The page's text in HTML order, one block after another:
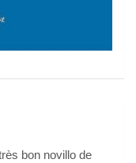
bon novillo de